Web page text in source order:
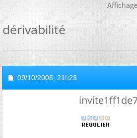
dérivabilité
09/10/2005, 21h23